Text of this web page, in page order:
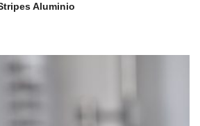
Aluminio